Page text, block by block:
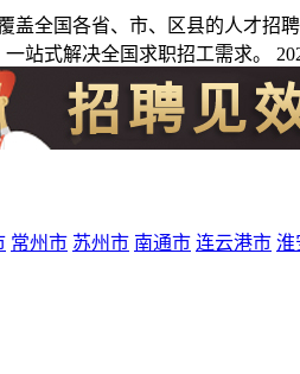
盖全国各省、市、区县的人才
站式解决全国求职招工需求。
常州市 苏州市 南通市 连云港市 淮